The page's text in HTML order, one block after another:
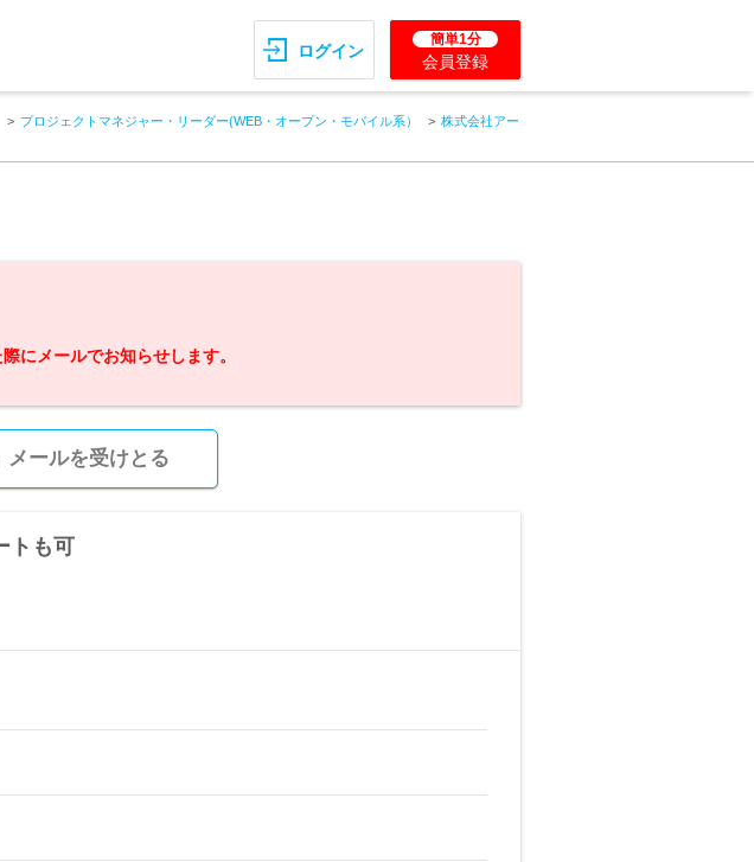
ログイン
簡単1分
会員登録
プロジェクトマネジャー・リーダー(WEB・オープン・モバイル系）
株式会社アー
にメールでお知らせします。
メールを受けとる
トも可